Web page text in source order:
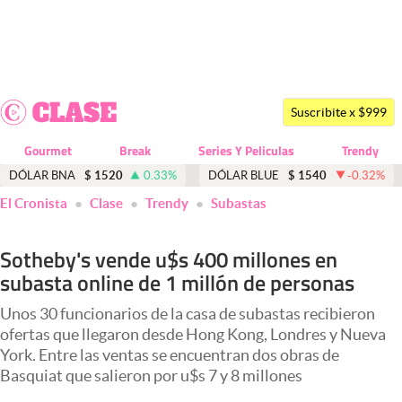
Dólar
Economía y Política
Finanzas y Mercados
Negocios
Columnistas
Otras secciones
Apertura
Suscribite x $999
Gourmet Break Series Y Peliculas Trendy
DÓLAR BNA $ 1520 0.33% DÓLAR BLUE $ 1540 -0.32%
El Cronista Clase Trendy Subastas
Sotheby's vende u$s 400 millones en
subasta online de 1 millón de personas
Unos 30 funcionarios de la casa de subastas recibieron
ofertas que llegaron desde Hong Kong, Londres y Nueva
York. Entre las ventas se encuentran dos obras de
Basquiat que salieron por u$s 7 y 8 millones